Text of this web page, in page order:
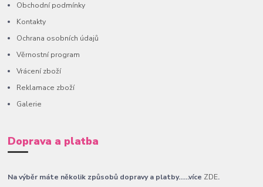
Obchodní podmínky
Kontakty
Ochrana osobních údajů
Věrnostní program
Vrácení zboží
Reklamace zboží
Galerie
Doprava a platba
Na výběr máte několik způsobů dopravy a platby......více ZDE.